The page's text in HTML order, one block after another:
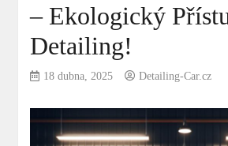
– Ekologický
Detailing!
18 dubna, 2025 Detailing-Car.cz